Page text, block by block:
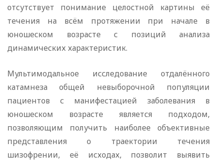
отсутствует понимание целостной картины её
течения на всём протяжении при начале в
юношеском возрасте с позиций анализа
динамических характеристик.
Мультимодальное исследование отдалённого
катамнеза общей невыборочной популяции
пациентов с манифестацией заболевания в
юношеском возрасте является подходом,
позволяющим получить наиболее объективные
представления о траектории течения
шизофрении, её исходах, позволит выявить